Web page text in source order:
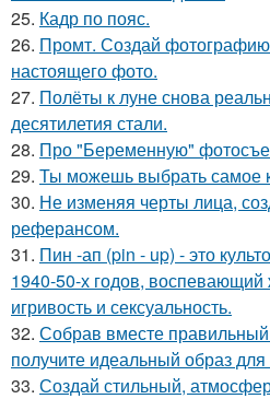
25. Кадр по пояс.
26. Промт. Создай
настоящего фото.
27. Полёты к луне снова
десятилетия стали.
28. Про "Беременную"
29. Ты можешь выбрать самое
30. Не изменяя черты лица,
реферансом.
31. Пин -ап (pin - up) - это
1940-50-х годов, воспевающий
игривость и сексуальность.
32. Собрав вместе
получите идеальный образ
33. Создай стильный,